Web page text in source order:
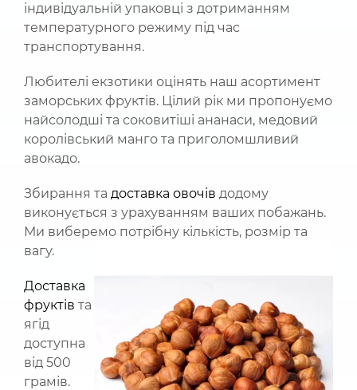
індивідуальній упаковці з дотриманням
температурного режиму під час
транспортування.
Любителі екзотики оцінять наш асортимент
заморських фруктів. Цілий рік ми пропонуємо
найсолодші та соковитіші ананаси, медовий
королівський манго та приголомшливий
авокадо.
Збирання та доставка овочів додому
виконується з урахуванням ваших побажань.
Ми виберемо потрібну кількість, розмір та
вагу.
Доставка
фруктів та
ягід
доступна
від 500
грамів.